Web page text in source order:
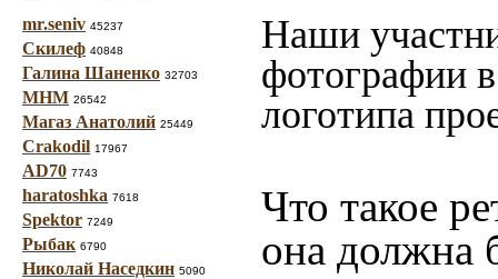
mr.seniv 45237
Скилеф 40848
Галина Шаненко 32703
МНМ 26542
Магаз Анатолий 25449
Crakodil 17967
AD70 7743
haratoshka 7618
Spektor 7249
Рыбак 6790
Николай Наседкин 5090
Наши
фотографии
логотипа
Что такое
она должна